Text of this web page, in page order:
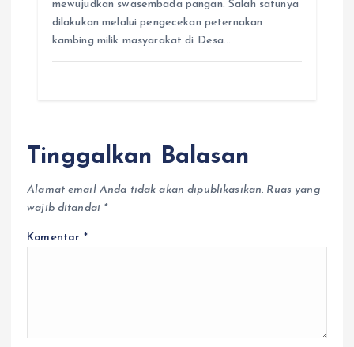
mewujudkan swasembada pangan. Salah satunya
dilakukan melalui pengecekan peternakan
kambing milik masyarakat di Desa…
Tinggalkan Balasan
Alamat email Anda tidak akan dipublikasikan. Ruas yang
wajib ditandai *
Komentar*